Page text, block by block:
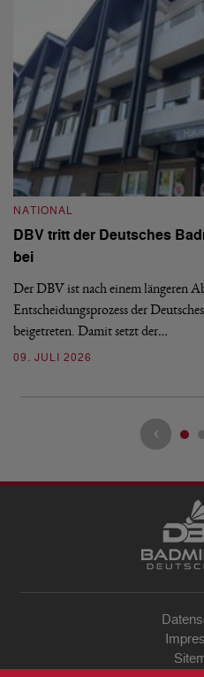
NATIONAL
DBV tritt der Deutsches
bei
Der DBV ist nach einem längeren
Entscheidungsprozess der
beigetreten. Damit setzt der…
09. JULI 2026